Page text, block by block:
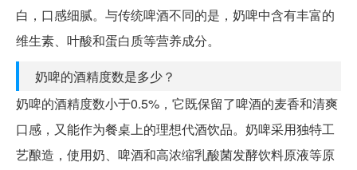
白，口感细腻。与传统啤酒不同的是，奶啤中含有丰富的
维生素、叶酸和蛋白质等营养成分。
奶啤的酒精度数是多少？
奶啤的酒精度数小于0.5%，它既保留了啤酒的麦香和清爽
口感，又能作为餐桌上的理想代酒饮品。奶啤采用独特工
艺酿造，使用奶、啤酒和高浓缩乳酸菌发酵饮料原液等原